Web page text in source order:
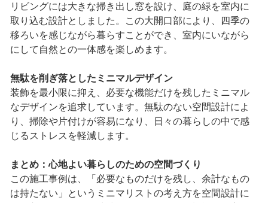
リビングには大きな掃き出し窓を設け、庭の緑を室内に
取り込む設計としました。この大開口部により、四季の
移ろいを感じながら暮らすことができ、室内にいながら
にして自然との一体感を楽しめます。
無駄を削ぎ落としたミニマルデザイン
装飾を最小限に抑え、必要な機能だけを残したミニマル
なデザインを追求しています。無駄のない空間設計によ
り、掃除や片付けが容易になり、日々の暮らしの中で感
じるストレスを軽減します。
まとめ：心地よい暮らしのための空間づくり
この施工事例は、「必要なものだけを残し、余計なもの
は持たない」というミニマリストの考え方を空間設計に